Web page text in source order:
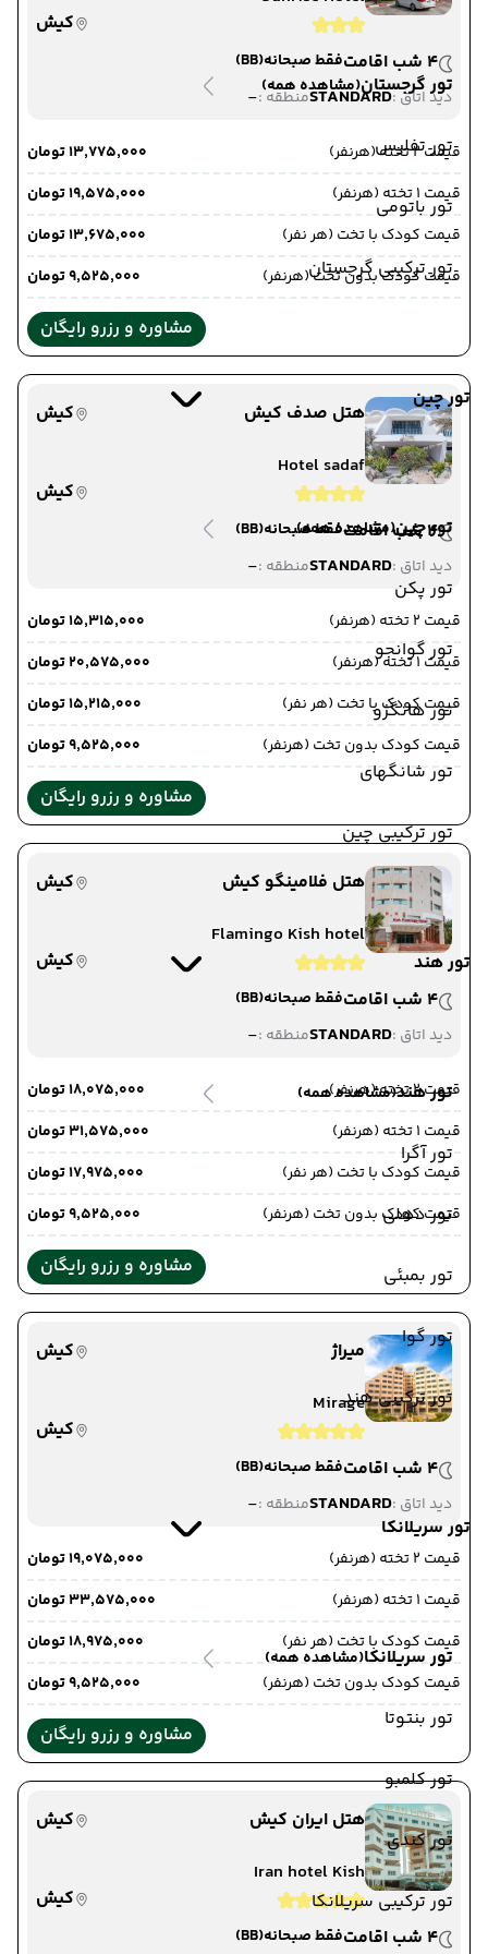
تور گرجستان(مشاهده همه)
تور تفلیس
تور باتومی
تور ترکیبی گرجستان
تور چین
تور چین(مشاهده همه)
تور پکن
تور گوانجو
تور هانگژو
تور شانگهای
تور ترکیبی چین
تور هند
تور هند(مشاهده همه)
تور آگرا
تور دهلی
تور بمبئی
تور گوا
تور ترکیبی هند
تور سریلانکا
تور سریلانکا(مشاهده همه)
تور بنتوتا
تور کلمبو
تور کندی
تور ترکیبی سریلانکا
کیش
4 شب اقامت
فقط صبحانه(BB)
دید اتاق :STANDARDمنطقه :-
قیمت 2 تخته (هرنفر)
۱۳٬۷۷۵٬۰۰۰ تومان
قیمت 1 تخته (هرنفر)
۱۹٬۵۷۵٬۰۰۰ تومان
قیمت کودک با تخت (هر نفر)
۱۳٬۶۷۵٬۰۰۰ تومان
قیمت کودک بدون تخت (هرنفر)
۹٬۵۲۵٬۰۰۰ تومان
مشاوره و رزرو رایگان
هتل صدف کیش
کیش
Hotel sadaf
کیش
4 شب اقامت
فقط صبحانه(BB)
دید اتاق :STANDARDمنطقه :-
قیمت 2 تخته (هرنفر)
۱۵٬۳۱۵٬۰۰۰ تومان
قیمت 1 تخته (هرنفر)
۲۰٬۵۷۵٬۰۰۰ تومان
قیمت کودک با تخت (هر نفر)
۱۵٬۲۱۵٬۰۰۰ تومان
قیمت کودک بدون تخت (هرنفر)
۹٬۵۲۵٬۰۰۰ تومان
مشاوره و رزرو رایگان
هتل فلامینگو کیش
کیش
Flamingo Kish hotel
کیش
4 شب اقامت
فقط صبحانه(BB)
دید اتاق :STANDARDمنطقه :-
قیمت 2 تخته (هرنفر)
۱۸٬۰۷۵٬۰۰۰ تومان
قیمت 1 تخته (هرنفر)
۳۱٬۵۷۵٬۰۰۰ تومان
قیمت کودک با تخت (هر نفر)
۱۷٬۹۷۵٬۰۰۰ تومان
قیمت کودک بدون تخت (هرنفر)
۹٬۵۲۵٬۰۰۰ تومان
مشاوره و رزرو رایگان
میراژ
کیش
Mirage
کیش
4 شب اقامت
فقط صبحانه(BB)
دید اتاق :STANDARDمنطقه :-
قیمت 2 تخته (هرنفر)
۱۹٬۰۷۵٬۰۰۰ تومان
قیمت 1 تخته (هرنفر)
۳۳٬۵۷۵٬۰۰۰ تومان
قیمت کودک با تخت (هر نفر)
۱۸٬۹۷۵٬۰۰۰ تومان
قیمت کودک بدون تخت (هرنفر)
۹٬۵۲۵٬۰۰۰ تومان
مشاوره و رزرو رایگان
هتل ایران کیش
کیش
Iran hotel Kish
کیش
4 شب اقامت
فقط صبحانه(BB)